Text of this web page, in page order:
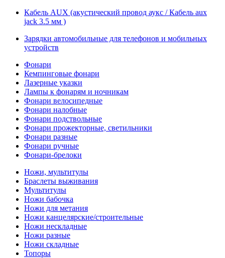
Кабель AUX (акустический провод аукс / Кабель aux
jack 3.5 мм )
Зарядки автомобильные для телефонов и мобильных
устройств
Фонари
Кемпинговые фонари
Лазерные указки
Лампы к фонарям и ночникам
Фонари велосипедные
Фонари налобные
Фонари подствольные
Фонари прожекторные, светильники
Фонари разные
Фонари ручные
Фонари-брелоки
Ножи, мультитулы
Браслеты выживания
Мультитулы
Ножи бабочка
Ножи для метания
Ножи канцелярские/строительные
Ножи нескладные
Ножи разные
Ножи складные
Топоры